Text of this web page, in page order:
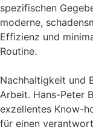
spezifischen
moderne,
Effizienz und
Routine.
Nachhaltigkeit und
Arbeit. Hans-Peter
exzellentes Know-
für einen